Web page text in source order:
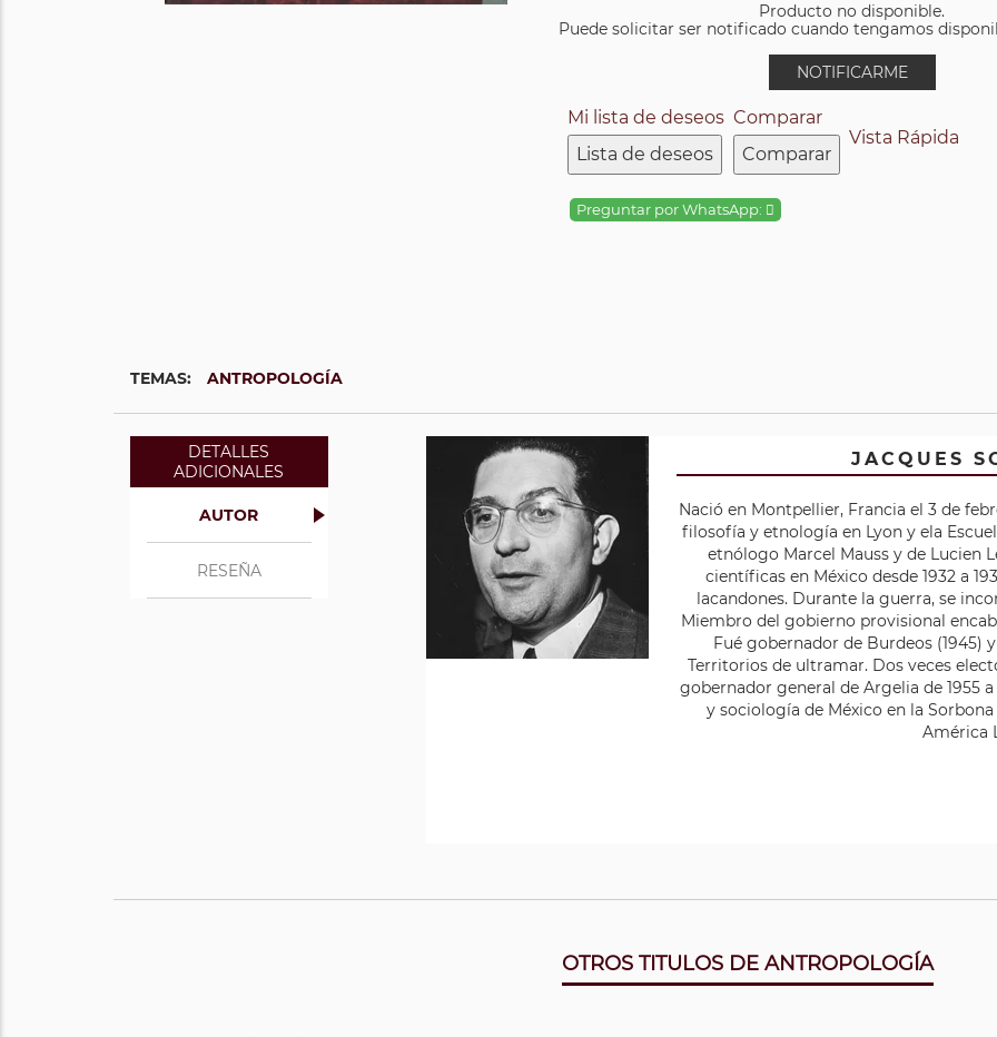
Producto no disponible.
Puede solicitar ser notificado cuando tengamos
NOTIFICARME
Mi lista de deseos
Lista de deseos
Comparar
Comparar
Vista Rápida
Preguntar por WhatsApp:
TEMAS: ANTROPOLOGÍA
DETALLES
ADICIONALES
AUTOR
RESEÑA
JACQUES
Nació en Montpellier, Francia el 3 de
filosofía y etnología en Lyon y ela
etnólogo Marcel Mauss y de Lucien
científicas en México desde 1932 a
lacandones. Durante la guerra, se
Miembro del gobierno provisional
Fué gobernador de Burdeos (1945)
Territorios de ultramar. Dos veces
gobernador general de Argelia de 1955
y sociología de México en la
América
OTROS TITULOS DE ANTROPOLOGÍA